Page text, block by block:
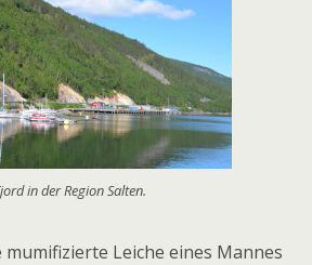
in der Region Salten.
mumifizierte Leiche eines Mannes